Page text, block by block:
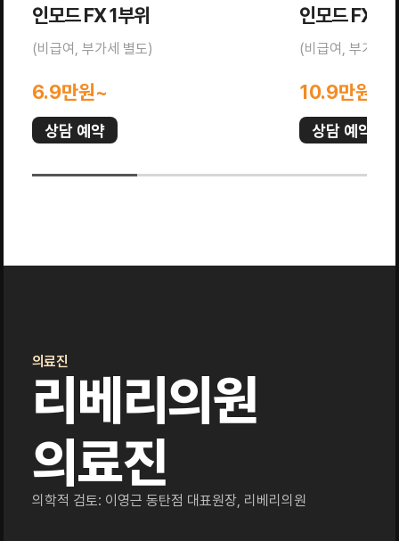
인모드 FX 1부위
(비급여, 부가세 별도)
6.9만원~
상담 예약
인모드 FX 전
(비급여, 부가세
10.9만원~
상담 예약
의료진
리베리의원
의료진
의학적 검토: 이영근 동탄점 대표원장, 리베리의원